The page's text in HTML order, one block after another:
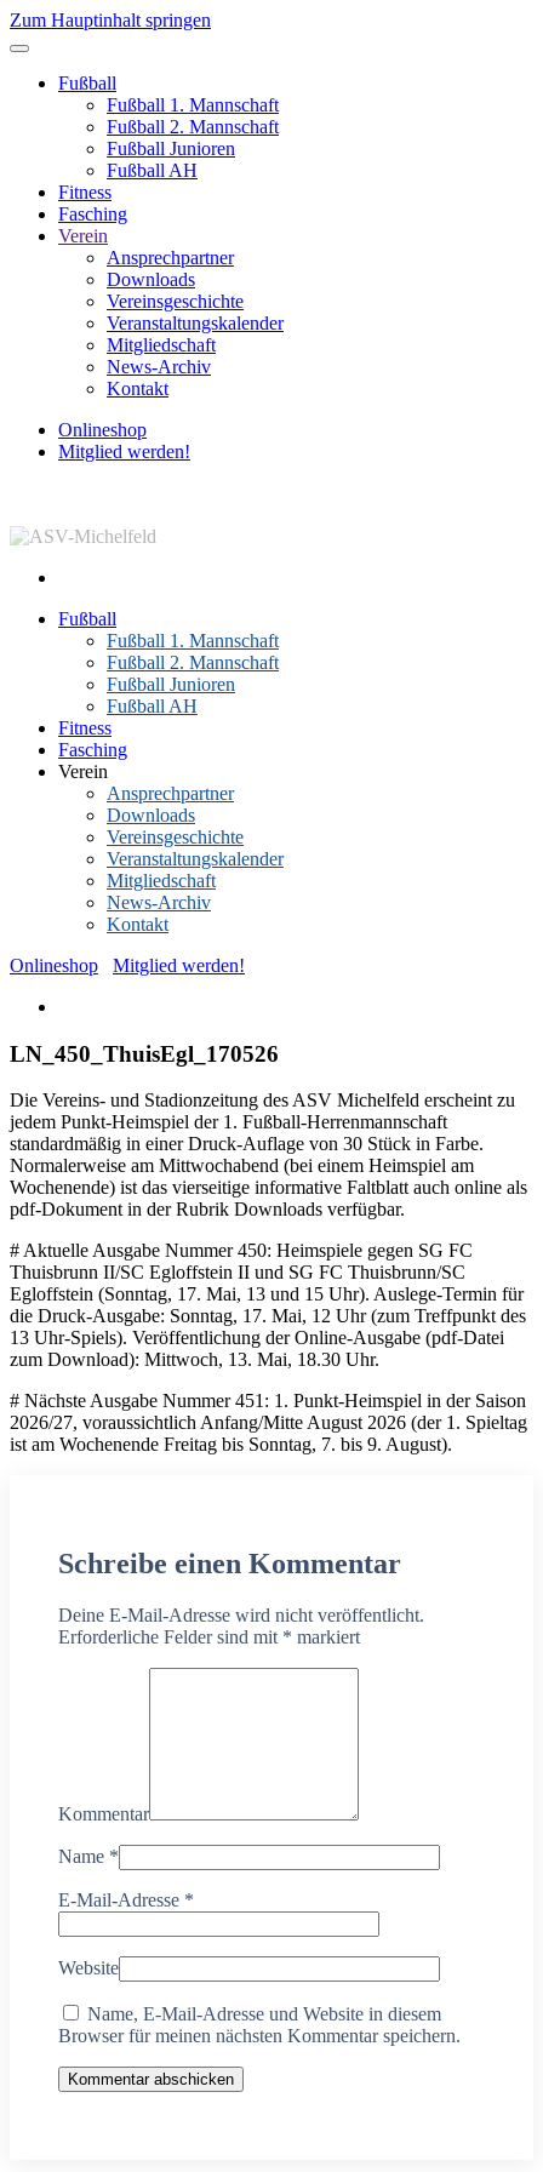
Zum Hauptinhalt springen
Fußball
Fußball 1. Mannschaft
Fußball 2. Mannschaft
Fußball Junioren
Fußball AH
Fitness
Fasching
Verein
Ansprechpartner
Downloads
Vereinsgeschichte
Veranstaltungskalender
Mitgliedschaft
News-Archiv
Kontakt
Onlineshop
Mitglied werden!
Fußball
Fußball 1. Mannschaft
Fußball 2. Mannschaft
Fußball Junioren
Fußball AH
Fitness
Fasching
Verein
Ansprechpartner
Downloads
Vereinsgeschichte
Veranstaltungskalender
Mitgliedschaft
News-Archiv
Kontakt
Onlineshop
Mitglied werden!
LN_450_ThuisEgl_170526
Die Vereins- und Stadionzeitung des ASV Michelfeld erscheint zu
jedem Punkt-Heimspiel der 1. Fußball-Herrenmannschaft
standardmäßig in einer Druck-Auflage von 30 Stück in Farbe.
Normalerweise am Mittwochabend (bei einem Heimspiel am
Wochenende) ist das vierseitige informative Faltblatt auch online als
pdf-Dokument in der Rubrik Downloads verfügbar.
# Aktuelle Ausgabe Nummer 450: Heimspiele gegen SG FC
Thuisbrunn II/SC Egloffstein II und SG FC Thuisbrunn/SC
Egloffstein (Sonntag, 17. Mai, 13 und 15 Uhr). Auslege-Termin für
die Druck-Ausgabe: Sonntag, 17. Mai, 12 Uhr (zum Treffpunkt des
13 Uhr-Spiels). Veröffentlichung der Online-Ausgabe (pdf-Datei
zum Download): Mittwoch, 13. Mai, 18.30 Uhr.
# Nächste Ausgabe Nummer 451: 1. Punkt-Heimspiel in der Saison
2026/27, voraussichtlich Anfang/Mitte August 2026 (der 1. Spieltag
ist am Wochenende Freitag bis Sonntag, 7. bis 9. August).
Schreibe einen Kommentar
Deine E-Mail-Adresse wird nicht veröffentlicht.
Erforderliche Felder sind mit * markiert
Kommentar
Name *
E-Mail-Adresse *
Website
Name, E-Mail-Adresse und Website in diesem
Browser für meinen nächsten Kommentar speichern.
Kommentar abschicken